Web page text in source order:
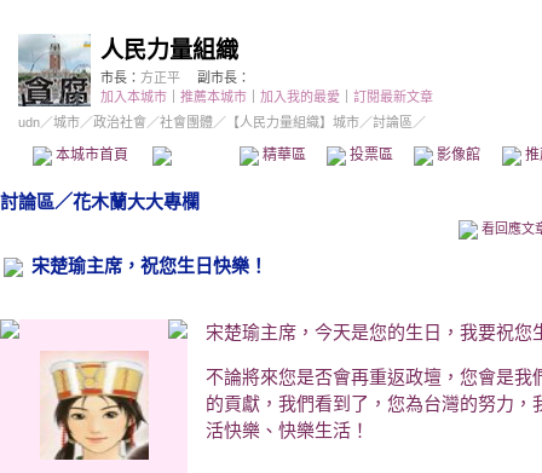
人民力量組織
市長： 方正平
副市長：
加入本城市
推薦本城市 加入我的最愛
訂閱最新文章
udn／城市／政治社會 ／社會團體／ 【人民力量組織】城市／討論區／
本城市首頁 精華區 投票區 影像館
討論區／花木蘭大大專欄
看回應文
宋楚瑜主席，祝您生日快樂！
宋楚瑜主席，今天是您的生日，我要祝您
不論將來您是否會再重返政壇，您會是
的貢獻，我們看到了，您為台灣的努力
活快樂、快樂生活！